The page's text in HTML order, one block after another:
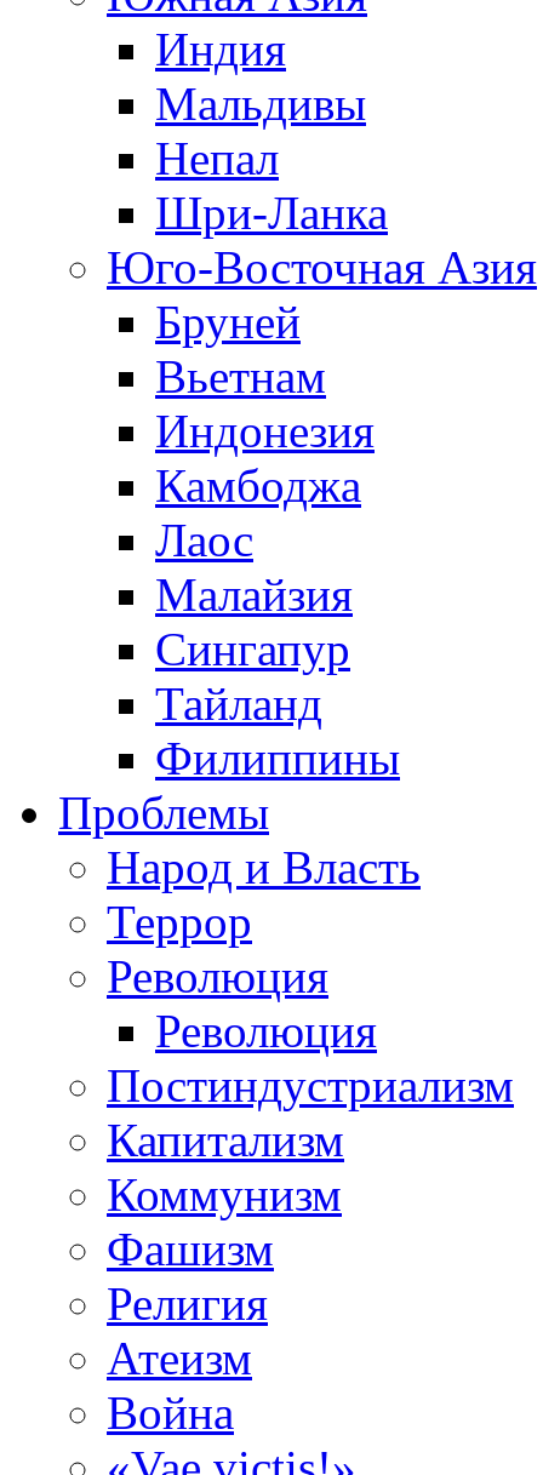
Индия
Мальдивы
Непал
Шри-Ланка
Юго-Восточная Азия
Бруней
Вьетнам
Индонезия
Камбоджа
Лаос
Малайзия
Сингапур
Тайланд
Филиппины
Проблемы
Народ и Власть
Террор
Революция
Революция
Постиндустриализм
Капитализм
Коммунизм
Фашизм
Религия
Атеизм
Война